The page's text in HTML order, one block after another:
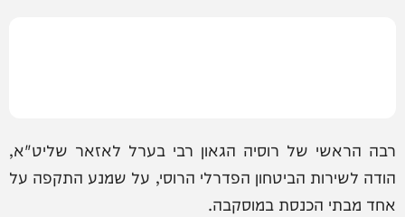
רבה הראשי של רוסיה הגאון רבי בערל לאזאר שליט"א,
הודה לשירות הביטחון הפדרלי הרוסי, על שמנע התקפה על
אחד מבתי הכנסת במוסקבה.